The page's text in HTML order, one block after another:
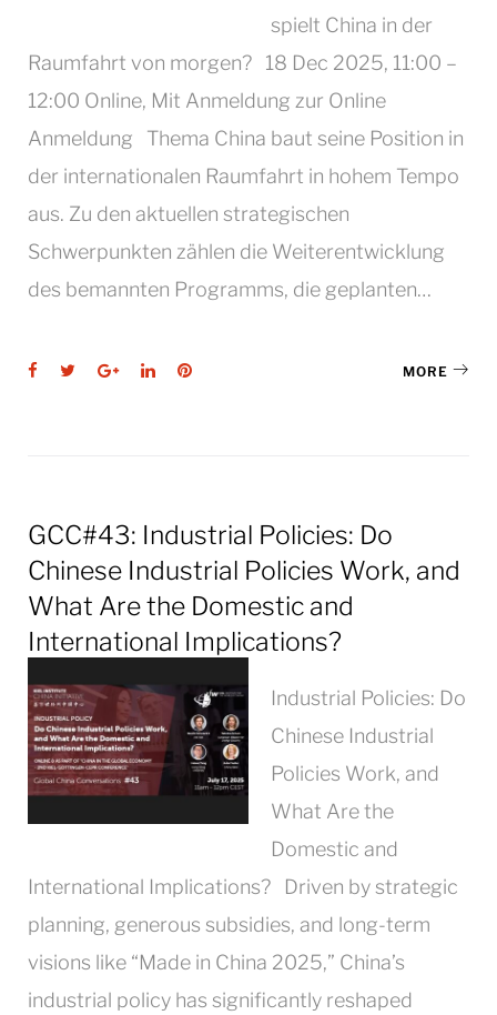
spielt China in der
Raumfahrt von morgen? 18 Dec 2025, 11:00 –
12:00 Online, Mit Anmeldung zur Online
Anmeldung Thema China baut seine Position in
der internationalen Raumfahrt in hohem Tempo
aus. Zu den aktuellen strategischen
Schwerpunkten zählen die Weiterentwicklung
des bemannten Programms, die geplanten…
Facebook
TwitterGoogle+LinkedInPinterest MORE
GCC#43: Industrial Policies: Do
Chinese Industrial Policies Work, and
What Are the Domestic and
International Implications?
Industrial Policies: Do
Chinese Industrial
Policies Work, and
What Are the
Domestic and
International Implications? Driven by strategic
planning, generous subsidies, and long-term
visions like “Made in China 2025,” China’s
industrial policy has significantly reshaped